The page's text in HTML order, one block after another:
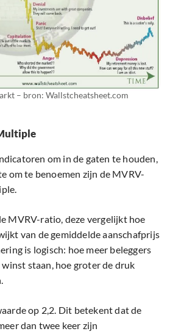
– bron: Wallstcheatsheet.com
om in de gaten te houden,
om te benoemen zijn de MVRV-
MVRV-ratio, deze vergelijkt hoe
van de gemiddelde aanschafprijs
is logisch: hoe meer beleggers
staan, hoe groter de druk
op 2,2. Dit betekent dat de
dan twee keer zijn